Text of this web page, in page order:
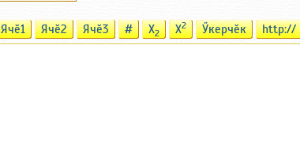
Ячӗ1 Ячӗ2 Ячӗ3 # X2 X2 Ӳкерчӗк http://